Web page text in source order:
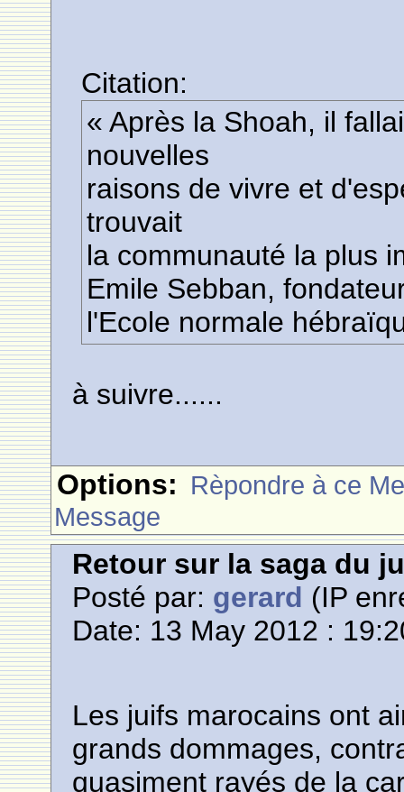
Citation:
« Après la Shoah, il
nouvelles
raisons de vivre et
trouvait
la communauté la plus
Emile Sebban,
l'Ecole normale
à suivre......
Options: Rèpondre à ce
Message
Retour sur la saga du
Posté par: gerard (IP
Date: 13 May 2012 :
Les juifs marocains ont
grands dommages,
quasiment rayés de la